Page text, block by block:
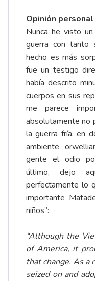
Opinión personal
Nunca he visto
guerra con tanto
hecho es más
fue un testigo
había descrito
cuerpos en sus
me parece
absolutamente no
la guerra fría, en
ambiente
gente el odio
último, dejo
perfectamente lo
importante
niños”:
“Although the
of America, it
that change. As
seized on and